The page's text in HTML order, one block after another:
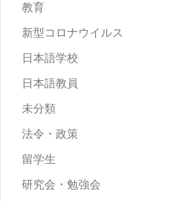
教育
新型コロナウイルス
日本語学校
日本語教員
未分類
法令・政策
留学生
研究会・勉強会